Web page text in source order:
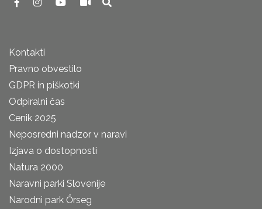
Kontakti
Pravno obvestilo
GDPR in piškotki
Odpiralni čas
Cenik 2025
Neposredni nadzor v naravi
Izjava o dostopnosti
Natura 2000
Naravni parki Slovenije
Narodni park Őrseg